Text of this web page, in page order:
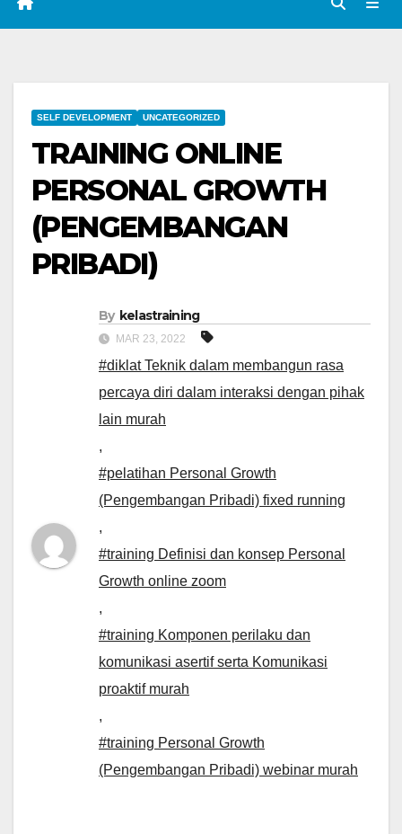
SELF DEVELOPMENT UNCATEGORIZED
TRAINING ONLINE
PERSONAL GROWTH
(PENGEMBANGAN
PRIBADI)
By kelastraining
MAR 23, 2022
#diklat Teknik dalam membangun rasa
percaya diri dalam interaksi dengan pihak
lain murah
,
#pelatihan Personal Growth
(Pengembangan Pribadi) fixed running
,
#training Definisi dan konsep Personal
Growth online zoom
,
#training Komponen perilaku dan
komunikasi asertif serta Komunikasi
proaktif murah
,
#training Personal Growth
(Pengembangan Pribadi) webinar murah